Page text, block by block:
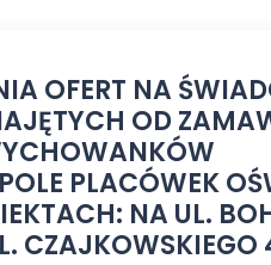
OFERT NA
OD
PLACÓWEK
NA UL.
CZAJKOWSKIEGO